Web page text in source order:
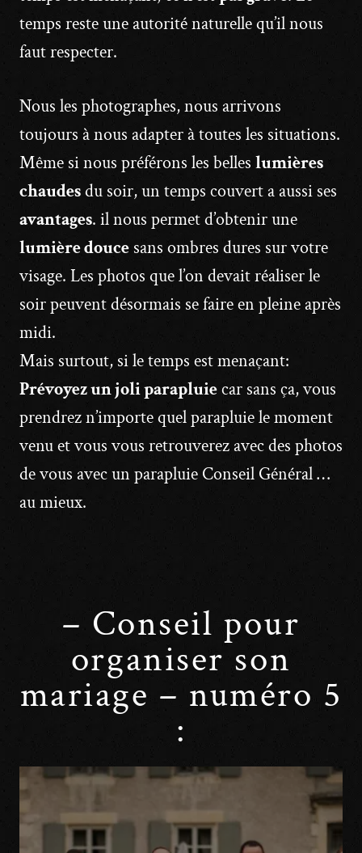
temps reste une autorité naturelle qu’il nous
faut respecter.
Nous les photographes, nous arrivons
toujours à nous adapter à toutes les situations.
Même si nous préférons les belles lumières
chaudesdu soir, un temps couvert a aussi ses
avantages. il nous permet d’obtenir une
lumière douce sans ombres dures sur votre
visage. Les photos que l’on devait réaliser le
soir peuvent désormais se faire en pleine après
midi.
Mais surtout, si le temps est menaçant:
Prévoyez un joli parapluiecar sans ça, vous
prendrez n’importe quel parapluie le moment
venu et vous vous retrouverez avec des photos
de vous avec un parapluie Conseil Général …
au mieux.
– Conseil pour
organiser son
mariage – numéro 5
: